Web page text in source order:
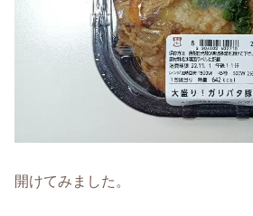
開けてみました。